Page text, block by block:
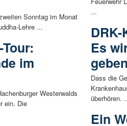
Sonntag im Monat
Lehre ...
im
Westerwalds
ein. Die
...
Es
Dass die
überhören.
Ein